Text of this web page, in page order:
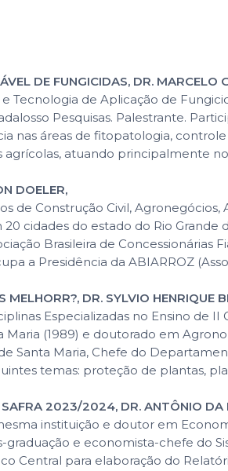
DE FUNGICIDAS, DR. MARCELO
de Aplicação de
Pesquisas. Palestrante.
nas áreas de fitopatologia,
atuando principalmente
DOELER,
de Construção Civil,
cidades do estado do Rio Grande
Brasileira de Concessionárias
a Presidência da ABIARROZ
DR. SYLVIO HENRIQUE
Especializadas no Ensino de
(1989) e doutorado em
Santa Maria, Chefe do
temas: proteção de plantas,
SAFRA 2023/2024, DR. ANTÔNIO DA
instituição e doutor em
e economista-chefe do
Central para elaboração do